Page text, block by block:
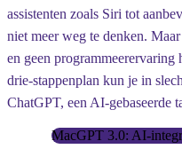
assistenten zoals Siri tot
niet meer weg te denken.
en geen programmeerervaring
drie-stappenplan kun je in
ChatGPT, een AI-gebaseerde
MacGPT 3.0: AI-